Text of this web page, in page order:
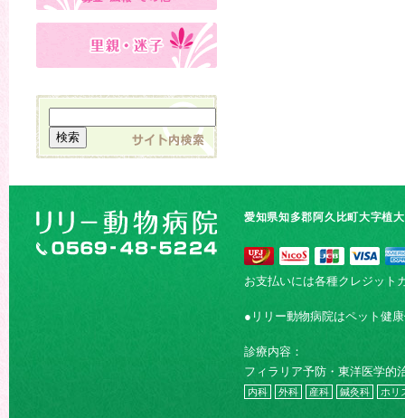
愛知県知多郡阿久比町大字植
お支払いには各種クレジット
●リリー動物病院はペット健
診療内容：
フィラリア予防・東洋医学的
内科 外科 産科 鍼灸科 ホリ